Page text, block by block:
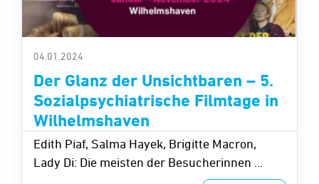
04.01.2024
Der Glanz der Unsichtbaren – 5.
Sozialpsychiatrische Filmtage in
Wilhelmshaven
Edith Piaf, Salma Hayek, Brigitte Macron,
Lady Di: Die meisten der Besucherinnen ...